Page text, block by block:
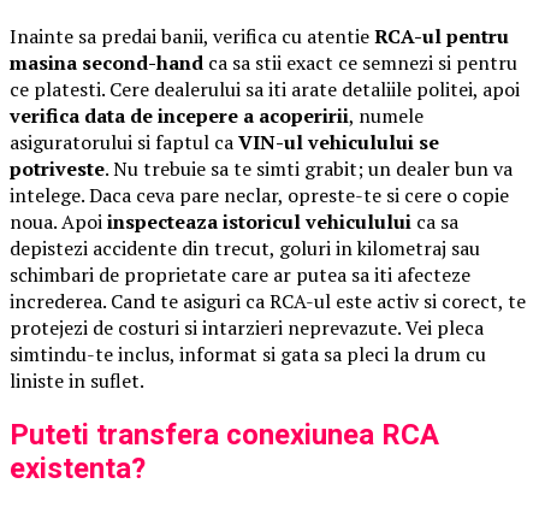
Inainte sa predai banii, verifica cu atentieRCA-ul pentru
masina second-hand ca sa stii exact ce semnezi si pentru
ce platesti. Cere dealerului sa iti arate detaliile politei, apoi
verifica data de incepere a acoperirii, numele
asiguratorului si faptul caVIN-ul vehiculului se
potriveste. Nu trebuie sa te simti grabit; un dealer bun va
intelege. Daca ceva pare neclar, opreste-te si cere o copie
noua. Apoiinspecteaza istoricul vehiculului ca sa
depistezi accidente din trecut, goluri in kilometraj sau
schimbari de proprietate care ar putea sa iti afecteze
increderea. Cand te asiguri ca RCA-ul este activ si corect, te
protejezi de costuri si intarzieri neprevazute. Vei pleca
simtindu-te inclus, informat si gata sa pleci la drum cu
liniste in suflet.
Puteti transfera conexiunea RCA
existenta?